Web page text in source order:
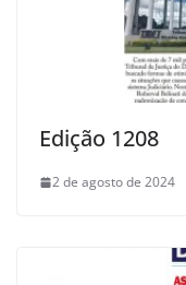
Edição 1208
2 de agosto de 2024